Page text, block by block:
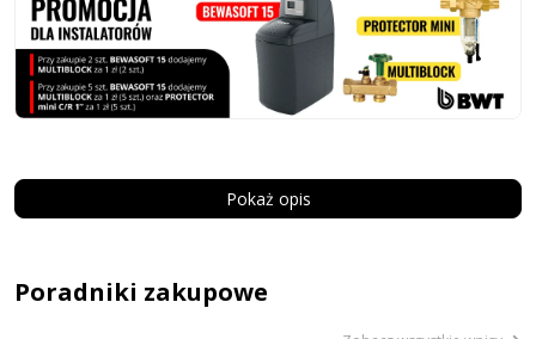
Pokaż opis
Poradniki zakupowe